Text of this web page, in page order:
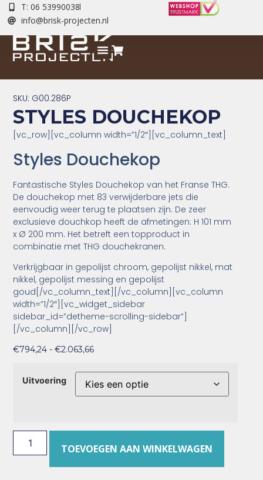
T: 06 53990038
info@brisk-projecten.nl
SKU: G00.286P
STYLES DOUCHEKOP
[vc_row][vc_column width=”1/2″][vc_column_text]
Styles Douchekop
Fantastische Styles Douchekop van het Franse THG.
De douchekop met 83 verwijderbare jets die
eenvoudig weer terug te plaatsen zijn. De zeer
exclusieve douchkop heeft de afmetingen: H 101 mm
x Ø 200 mm. Het betreft een topproduct in
combinatie met THG douchekranen.
Verkrijgbaar in gepolijst chroom, gepolijst nikkel, mat
nikkel, gepolijst messing en gepolijst
goud[/vc_column_text][/vc_column][vc_column
width=”1/2″][vc_widget_sidebar
sidebar_id=”detheme-scrolling-sidebar”]
[/vc_column][/vc_row]
€794,24 - €2.063,66
Uitvoering
TOEVOEGEN AAN WINKELWAGEN